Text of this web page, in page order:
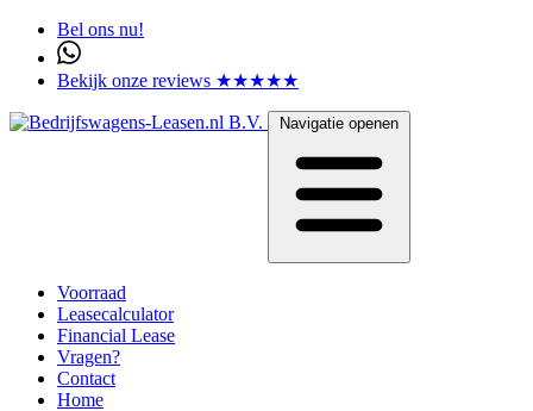
Bel ons nu!
Bekijk onze reviews ★★★★★
Navigatie openen
Voorraad
Leasecalculator
Financial Lease
Vragen?
Contact
Home